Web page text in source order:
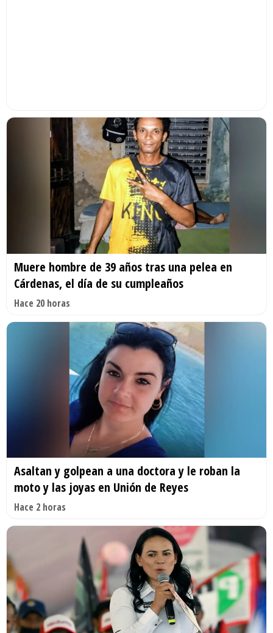
Muere hombre de 39 años tras una pelea en
Cárdenas, el día de su cumpleaños
Hace 20 horas
Asaltan y golpean a una doctora y le roban la
moto y las joyas en Unión de Reyes
Hace 2 horas